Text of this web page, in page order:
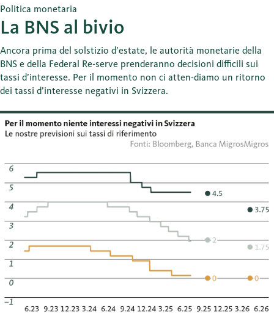
Politica monetaria
La BNS al bivio
Ancora prima del solstizio d’estate, le autorità monetarie della
BNS e della Federal Re-serve prenderanno decisioni difficili sui
tassi d’interesse. Per il momento non ci atten-diamo un ritorno
dei tassi d’interesse negativi in Svizzera.